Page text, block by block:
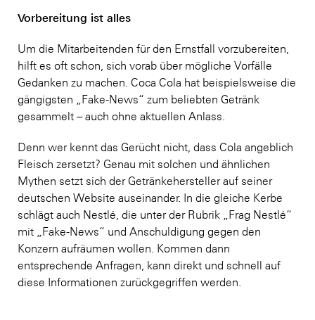
Vorbereitung ist alles
Um die Mitarbeitenden für den Ernstfall vorzubereiten,
hilft es oft schon, sich vorab über mögliche Vorfälle
Gedanken zu machen. Coca Cola hat beispielsweise die
gängigsten „Fake-News“ zum beliebten Getränk
gesammelt – auch ohne aktuellen Anlass.
Denn wer kennt das Gerücht nicht, dass Cola angeblich
Fleisch zersetzt? Genau mit solchen und ähnlichen
Mythen setzt sich der Getränkehersteller auf seiner
deutschen Website auseinander. In die gleiche Kerbe
schlägt auch Nestlé, die unter der Rubrik „Frag Nestlé“
mit „Fake-News“ und Anschuldigung gegen den
Konzern aufräumen wollen. Kommen dann
entsprechende Anfragen, kann direkt und schnell auf
diese Informationen zurückgegriffen werden.